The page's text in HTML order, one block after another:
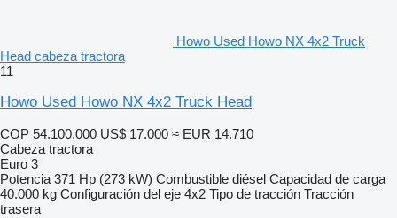
Howo Used Howo NX 4x2 Truck
Head cabeza tractora
11
Howo Used Howo NX 4x2 Truck Head
COP 54.100.000 US$ 17.000 ≈ EUR 14.710
Cabeza tractora
Euro 3
Potencia 371 Hp (273 kW) Combustible diésel Capacidad de carga
40.000 kg Configuración del eje 4x2 Tipo de tracción Tracción
trasera